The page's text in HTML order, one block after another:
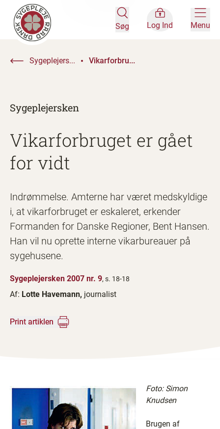
Søg Log Ind Menu
Sygeplejers... Vikarforbru...
Sygeplejersken
Vikarforbruget er gået
for vidt
Indrømmelse. Amterne har været medskyldige
i, at vikarforbruget er eskaleret, erkender
Formanden for Danske Regioner, Bent Hansen.
Han vil nu oprette interne vikarbureauer på
sygehusene.
Sygeplejersken 2007 nr. 9, s. 18-18
Af: Lotte Havemann, journalist
Print artiklen
Foto: Simon
Knudsen
Brugen af